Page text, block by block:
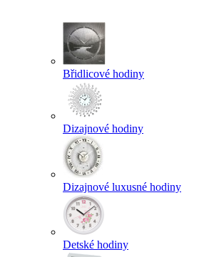
Břidlicové hodiny
Dizajnové hodiny
Dizajnové luxusné hodiny
Detské hodiny